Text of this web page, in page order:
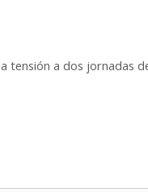
tensión a dos jornadas